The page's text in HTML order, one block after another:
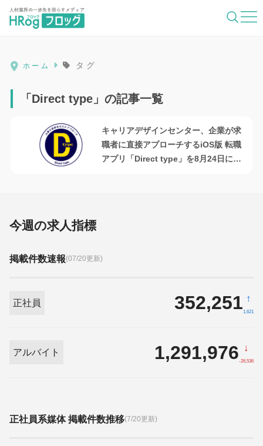
HRog | 人材業界の一歩先を照らすメディ
ホーム タグ
「Direct type」の記事一覧
キャリアデザインセンター、企業が求
職者に直接アプローチするiOS版 転職
アプリ「Direct type」を8月24日にリ
今週の求人指標
掲載件数速報(07/20更新)
正社員 352,251 ↑
1,621
アルバイト 1,291,976 ↓
-26,536
正社員系媒体 掲載件数推移(7/20更新)